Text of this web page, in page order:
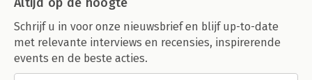
Schrijf u in voor onze nieuwsbrief en blijf up-to-date
met relevante interviews en recensies, inspirerende
events en de beste acties.